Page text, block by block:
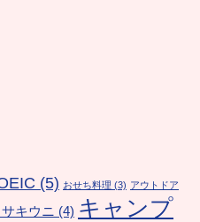
(5) おせち料理 (3) アウトドア
キウニ (4) キャンプ